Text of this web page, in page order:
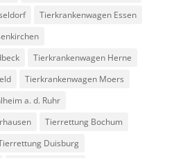
Tierkrankenwagen Essen
Tierkrankenwagen Herne
Tierkrankenwagen Moers
a. d. Ruhr
Tierrettung Bochum
Duisburg